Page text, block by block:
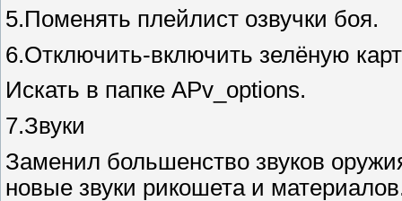
5.Поменять плейлист озвучки боя.
6.Отключить-включить зелёную
Искать в папке APv_options.
7.Звуки
Заменил большенство звуков
новые звуки рикошета и